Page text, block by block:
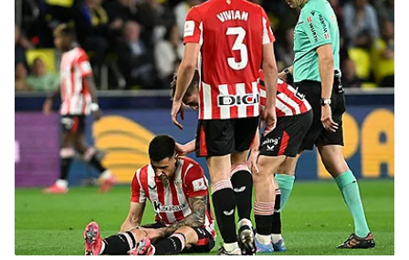
Herri-kirolak
Balonmano
Kirolak 360
Atletismo
Carreras de montaña